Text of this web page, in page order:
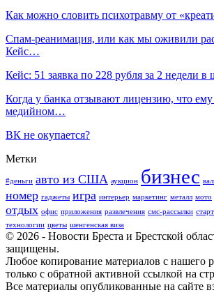
Как можно словить психотравму от
Спам-реанимация, или как мы оживили
Кейс…
Кейс: 51 заявка по 228 рубля за 2 недели
Когда у банка отзывают лицензию, что ему
медийном…
ВК не окупается?
Метки
#деньги авто из США аукцион бизнес
номер гаджеты игра интерьер маркетинг металл мото
отдых офис приложения развлечения смс-рассылки
технологии цветы шенгенская виза
© 2026 - Новости Бреста и Брестской
защищены.
Любое копирование материалов с нашего
только с обратной активной ссылкой на
Все материалы опубликованные на сайте